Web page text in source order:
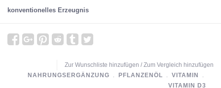
konventionelles Erzeugnis
Zur Wunschliste hinzufügen / Zum Vergleich hinzufügen
NAHRUNGSERGÄNZUNG ﹒ PFLANZENÖL ﹒ VITAMIN
﹒
VITAMIN D3